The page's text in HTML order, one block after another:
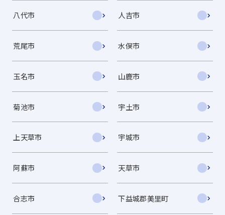
八代市 人吉市
荒尾市 水俣市
玉名市 山鹿市
菊池市 宇土市
上天草市 宇城市
阿蘇市 天草市
合志市 下益城郡美里町